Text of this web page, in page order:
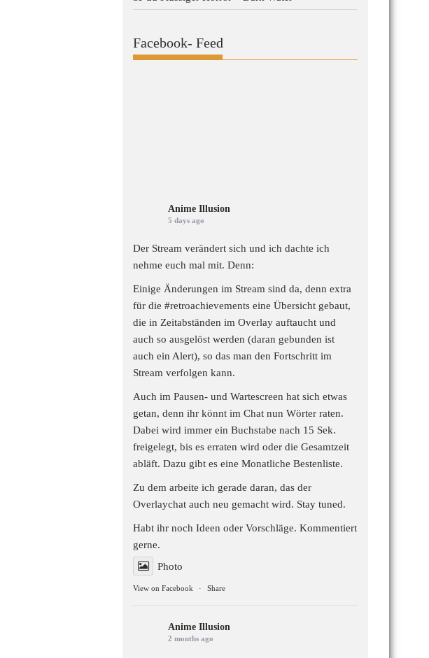
Facebook- Feed
Anime Illusion
5 days ago
Der Stream verändert sich und ich dachte ich
nehme euch mal mit. Denn:
Einige Änderungen im Stream sind da, denn extra
für die #retroachievements eine Übersicht gebaut,
die in Zeitabständen im Overlay auftaucht und
auch so ausgelöst werden (daran gebunden ist
auch ein Alert), so das man den Fortschritt im
Stream verfolgen kann.
Auch im Pausen- und Wartescreen hat sich etwas
getan, denn ihr könnt im Chat nun Wörter raten.
Dabei wird immer ein Buchstabe nach 15 Sek.
freigelegt, bis es erraten wird oder die Gesamtzeit
abläft. Dazu gibt es eine Monatliche Bestenliste.
Zu dem arbeite ich gerade daran, das der
Overlaychat auch neu gemacht wird. Stay tuned.
Habt ihr noch Ideen oder Vorschläge. Kommentiert
gerne.
Photo
View on Facebook · Share
Anime Illusion
2 months ago